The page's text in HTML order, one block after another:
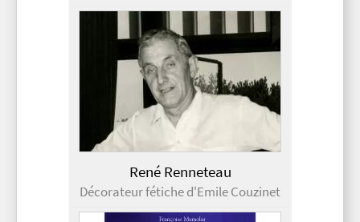
René Renneteau
Décorateur fétiche d'Emile Couzinet